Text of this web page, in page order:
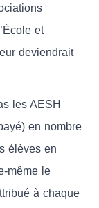
et
deviendrait
les AESH
en nombre
élèves en
même le
à chaque